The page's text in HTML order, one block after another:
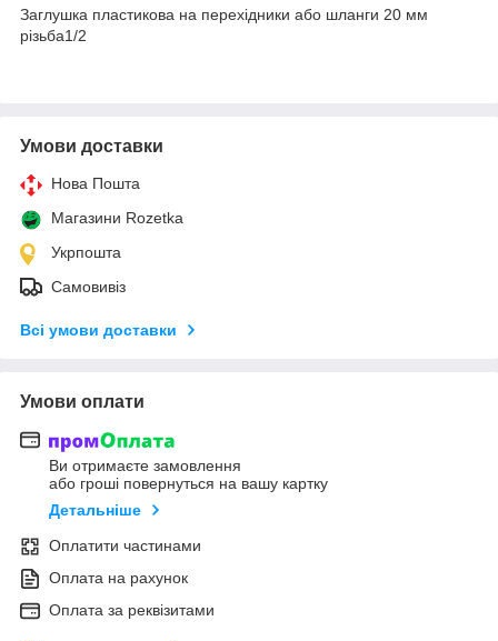
Заглушка пластикова на перехідники або шланги 20 мм
різьба1/2
Умови доставки
Нова Пошта
Магазини Rozetka
Укрпошта
Самовивіз
Всі умови доставки
Умови оплати
Ви отримаєте замовлення
або гроші повернуться на вашу картку
Детальніше
Оплатити частинами
Оплата на рахунок
Оплата за реквізитами